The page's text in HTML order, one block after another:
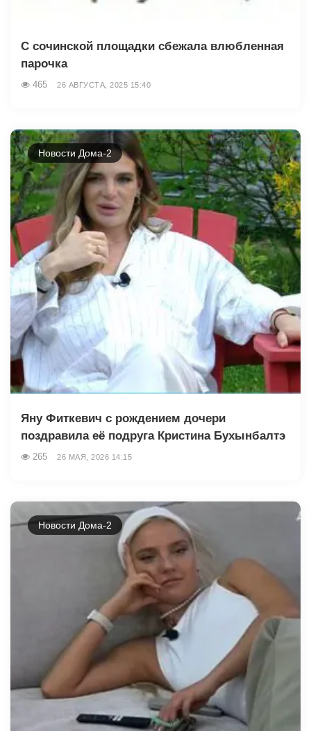
С сочинской площадки сбежала влюбленная
парочка
465 26 АВГУСТА, 2025 15:40
Новости Дома-2
Яну Фиткевич с рождением дочери
поздравила её подруга Кристина Бухынбалтэ
265 26 МАЯ, 2026 14:15
Новости Дома-2